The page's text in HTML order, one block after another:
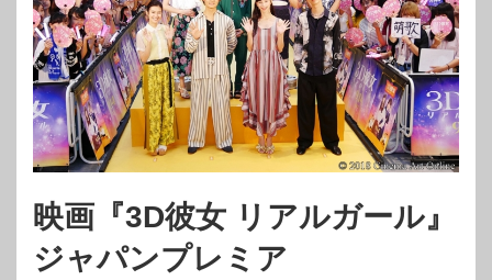
映画『3D彼女 リアルガール』
ジャパンプレミア